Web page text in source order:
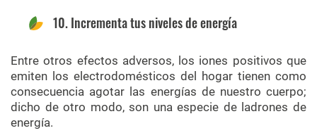
10. Incrementa tus niveles de energía
Entre otros efectos adversos, los iones positivos que
emiten los electrodomésticos del hogar tienen como
consecuencia agotar las energías de nuestro cuerpo;
dicho de otro modo, son una especie de ladrones de
energía.